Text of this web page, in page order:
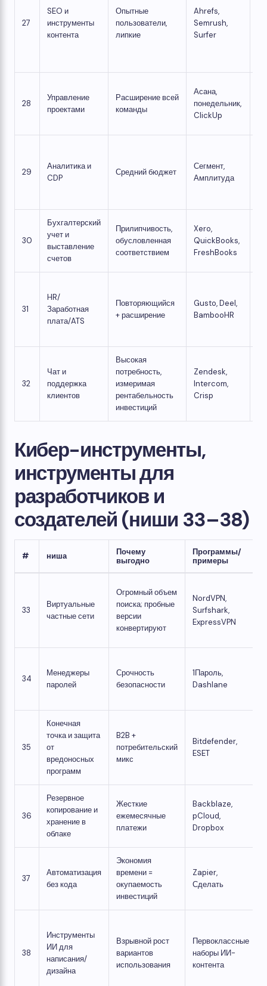
27
SEO и
инструменты
контента
Опытные
пользователи,
липкие
Ahrefs,
Semrush,
Surfer
28
Управление
проектами
Расширение всей
команды
Асана,
понедельник,
ClickUp
29
Аналитика и
CDP
Средний бюджет
Сегмент,
Амплитуда
30
Бухгалтерский
учет и
выставление
счетов
Прилипчивость,
обусловленная
соответствием
Xero,
QuickBooks,
FreshBooks
31
HR/
Заработная
плата/ATS
Повторяющийся
+ расширение
Gusto, Deel,
BambooHR
32
Чат и
поддержка
клиентов
Высокая
потребность,
измеримая
рентабельность
инвестиций
Zendesk,
Intercom,
Crisp
Кибер-инструменты,
инструменты для
разработчиков и
создателей (ниши 33–38)
# ниша
Почему
выгодно
Программы/
примеры
33
Виртуальные
частные сети
Огромный объем
поиска; пробные
версии
конвертируют
NordVPN,
Surfshark,
ExpressVPN
34
Менеджеры
паролей
Срочность
безопасности
1Пароль,
Dashlane
35
Конечная
точка и защита
от
вредоносных
программ
B2B +
потребительский
микс
Bitdefender,
ESET
36
Резервное
копирование и
хранение в
облаке
Жесткие
ежемесячные
платежи
Backblaze,
pCloud,
Dropbox
37
Автоматизация
без кода
Экономия
времени =
окупаемость
инвестиций
Zapier,
Сделать
38
Инструменты
ИИ для
написания/
дизайна
Взрывной рост
вариантов
использования
Первоклассные
наборы ИИ-
контента